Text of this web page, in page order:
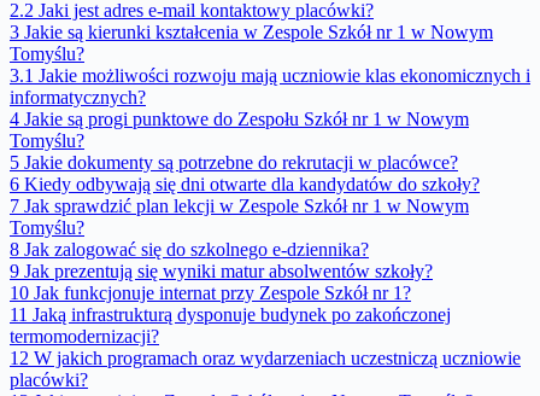
2.2 Jaki jest adres e-mail kontaktowy placówki?
3 Jakie są kierunki kształcenia w Zespole Szkół nr 1 w Nowym
Tomyślu?
3.1 Jakie możliwości rozwoju mają uczniowie klas ekonomicznych i
informatycznych?
4 Jakie są progi punktowe do Zespołu Szkół nr 1 w Nowym
Tomyślu?
5 Jakie dokumenty są potrzebne do rekrutacji w placówce?
6 Kiedy odbywają się dni otwarte dla kandydatów do szkoły?
7 Jak sprawdzić plan lekcji w Zespole Szkół nr 1 w Nowym
Tomyślu?
8 Jak zalogować się do szkolnego e-dziennika?
9 Jak prezentują się wyniki matur absolwentów szkoły?
10 Jak funkcjonuje internat przy Zespole Szkół nr 1?
11 Jaką infrastrukturą dysponuje budynek po zakończonej
termomodernizacji?
12 W jakich programach oraz wydarzeniach uczestniczą uczniowie
placówki?